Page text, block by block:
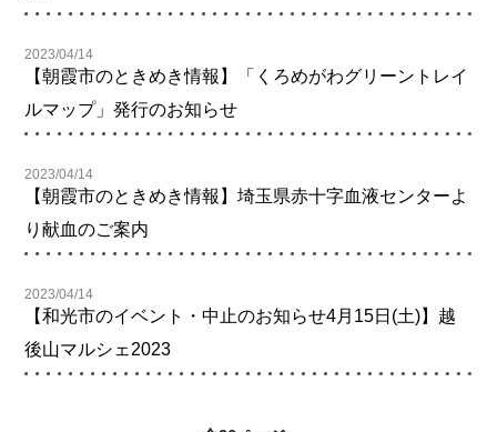
2023/04/14
【朝霞市のときめき情報】「くろめがわグリーントレイ
ルマップ」発行のお知らせ
2023/04/14
【朝霞市のときめき情報】埼玉県赤十字血液センターよ
り献血のご案内
2023/04/14
【和光市のイベント・中止のお知らせ4月15日(土)】越
後山マルシェ2023